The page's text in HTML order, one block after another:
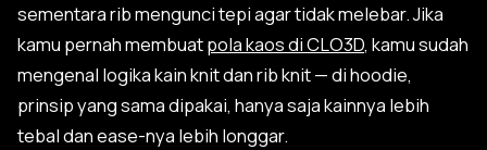
sementara rib mengunci tepi agar tidak melebar. Jika
kamu pernah membuatpola kaos di CLO3D, kamu sudah
mengenal logika kain knit dan rib knit — di hoodie,
prinsip yang sama dipakai, hanya saja kainnya lebih
tebal dan ease-nya lebih longgar.